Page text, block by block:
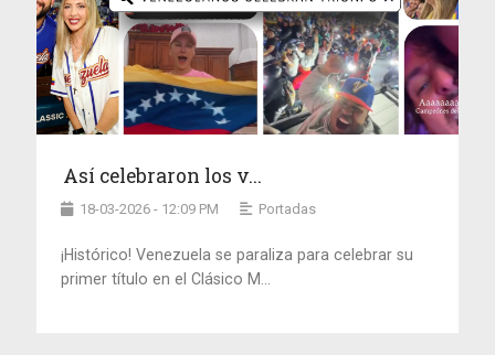
Así celebraron los v...
18-03-2026 - 12:09 PM Portadas
¡Histórico! Venezuela se paraliza para celebrar su
primer título en el Clásico M...